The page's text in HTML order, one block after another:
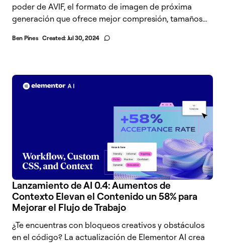
poder de AVIF, el formato de imagen de próxima
generación que ofrece mejor compresión, tamaños...
Ben Pines Created: Jul 30, 2024
Lanzamiento de AI 0.4: Aumentos de
Contexto Elevan el Contenido un 58% para
Mejorar el Flujo de Trabajo
¿Te encuentras con bloqueos creativos y obstáculos
en el código? La actualización de Elementor AI crea